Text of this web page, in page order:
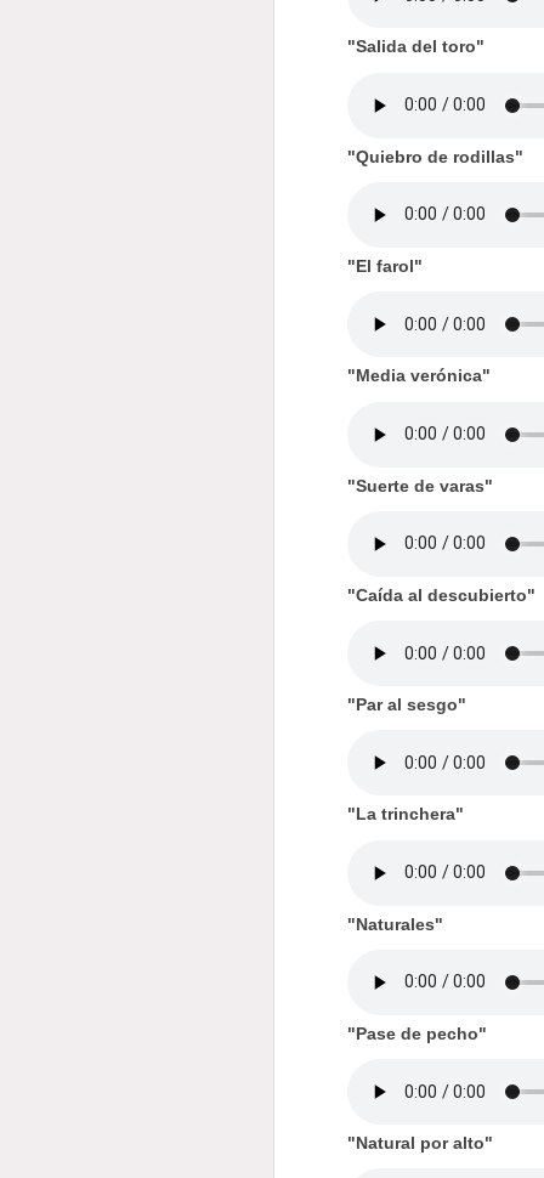
"Salida del toro"
"Quiebro de rodillas"
"El farol"
"Media verónica"
"Suerte de varas"
"Caída al descubierto"
"Par al sesgo"
"La trinchera"
"Naturales"
"Pase de pecho"
"Natural por alto"